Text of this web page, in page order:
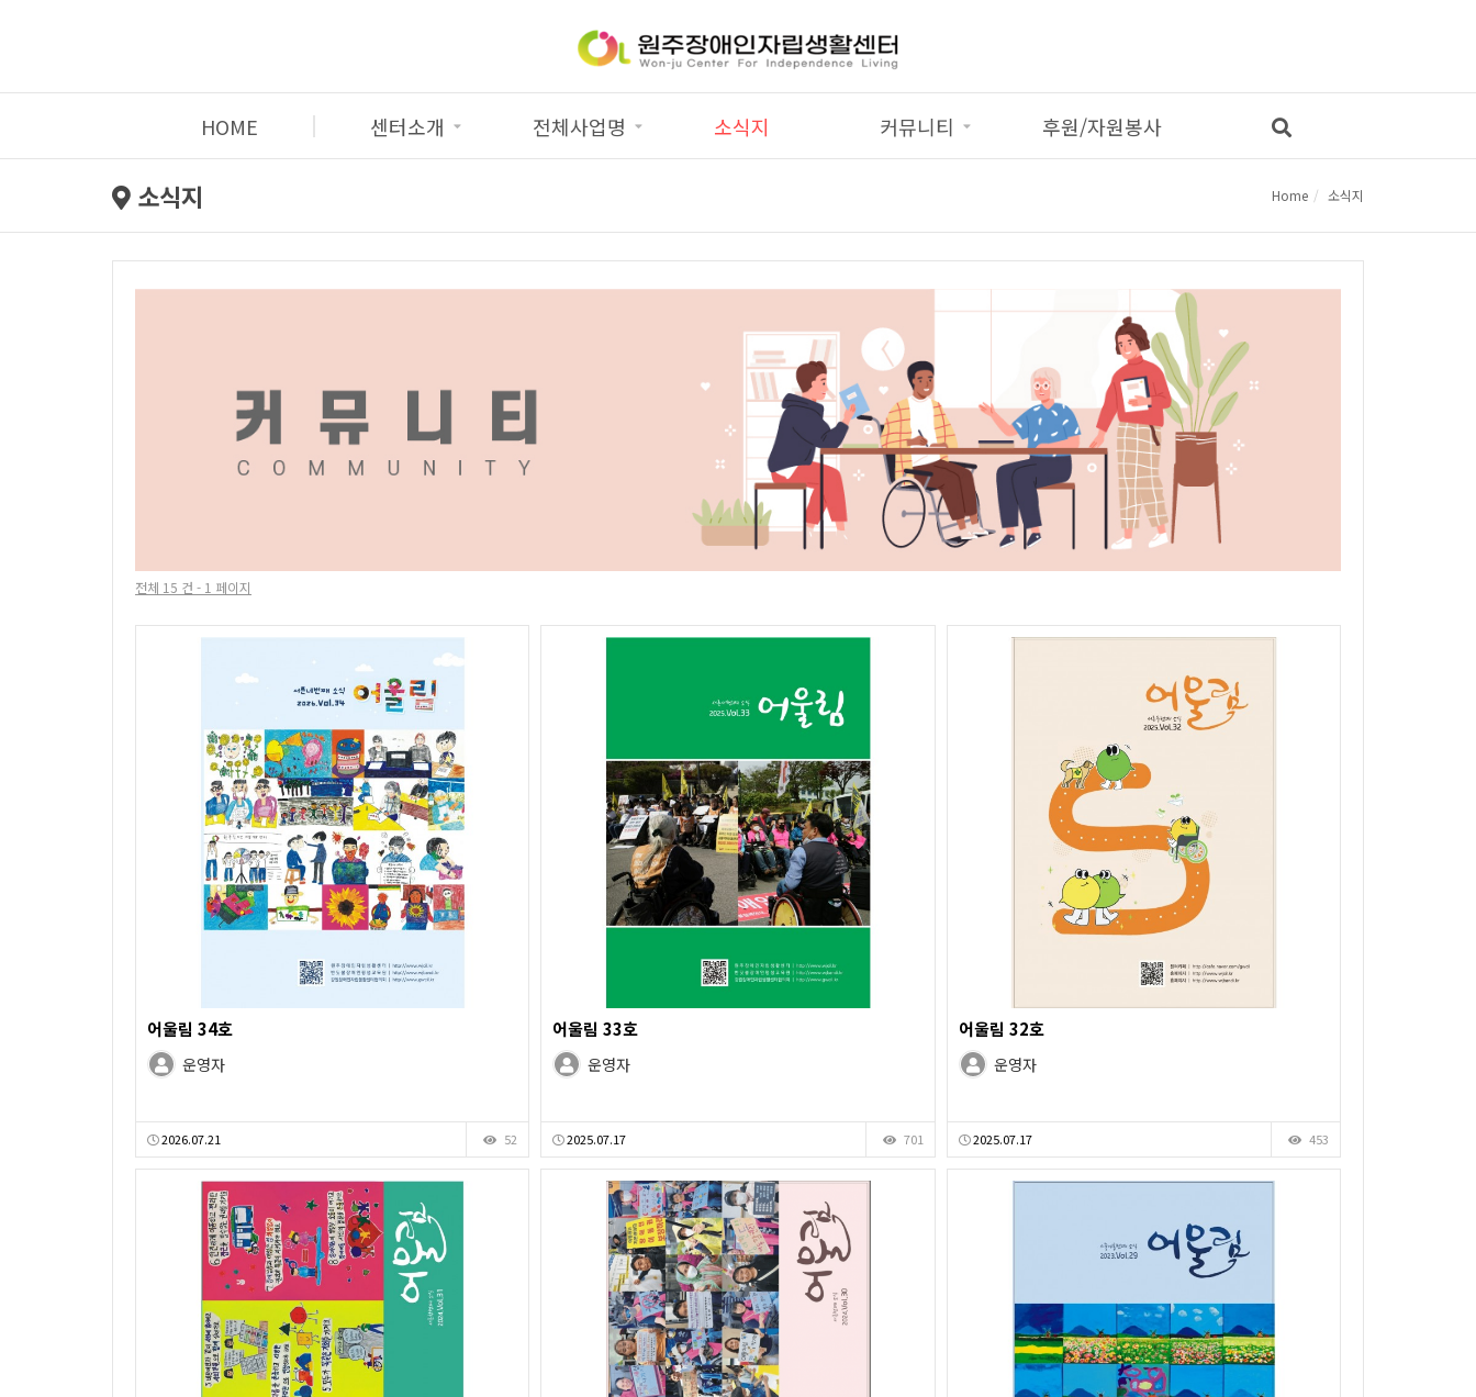
HOME 센터소개 전체사업명 소식지 커뮤니티 후원/자원봉사
소식지 Home 소식지
전체 15 건 - 1 페이지
어울림 34호
운영자
2026.07.21 52
어울림 33호
운영자
2025.07.17 701
어울림 32호
운영자
2025.07.17 453